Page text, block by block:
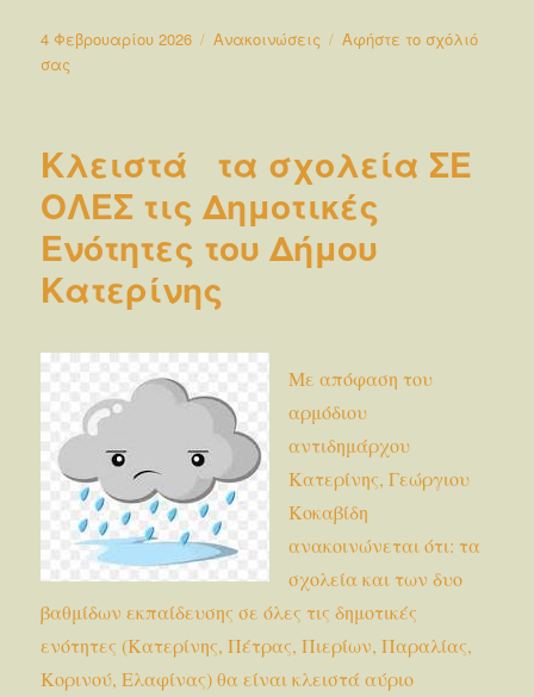
Δημοσιεύτηκε
την
4 Φεβρουαρίου 2026 Κατηγορίες
Ανακοινώσεις
Αφήστε το σχόλιό
σας
τις
μαθητών/
τριών
λόγω
των
εποχικών
αναπνευστικών
λοιμώξεων
Κλειστά τα σχολεία ΣΕ
ΟΛΕΣ τις Δημοτικές
Ενότητες του Δήμου
Κατερίνης
Με απόφαση του
αρμόδιου
αντιδημάρχου
Κατερίνης, Γεώργιου
Κοκαβίδη
ανακοινώνεται ότι: τα
σχολεία και των δυο
βαθμίδων εκπαίδευσης σε όλες τις δημοτικές
ενότητες (Κατερίνης, Πέτρας, Πιερίων, Παραλίας,
Κορινού, Ελαφίνας) θα είναι κλειστά αύριο